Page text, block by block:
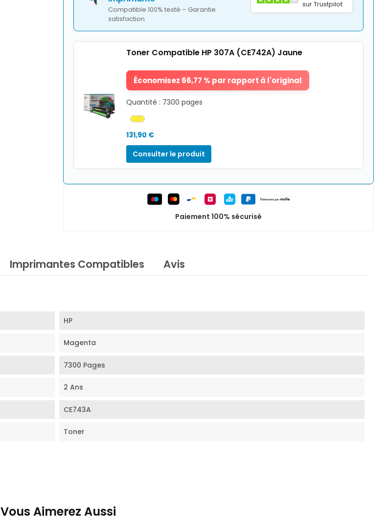
Compatible 100% testé – Garantie
satisfaction
sur Trustpilot
Toner Compatible HP 307A (CE742A) Jaune
Économisez 66,77 % par rapport à l'original
Quantité : 7300 pages
131,90 €
Consulter le produit
Paiement 100% sécurisé
Imprimantes Compatibles Avis
HP
Magenta
7300 Pages
2 Ans
CE743A
Toner
Vous Aimerez Aussi